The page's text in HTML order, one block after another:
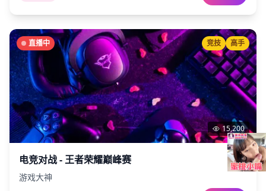
直播中
15,200
竞技 高手
电竞对战 - 王者荣耀巅峰赛
游戏大神